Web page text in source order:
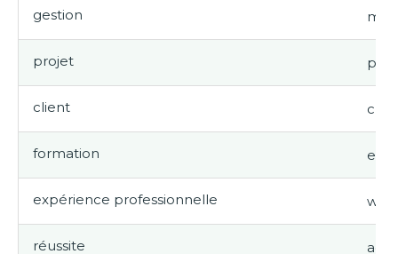
gestion
projet
client
formation
expérience professionnelle
réussite